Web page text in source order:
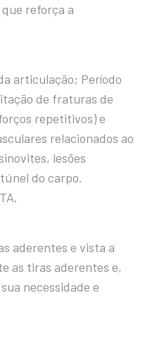
reforça a
articulação; Período
de fraturas de
repetitivos) e
relacionados ao
lesões
do carpo.
aderentes e vista a
as tiras aderentes e,
necessidade e